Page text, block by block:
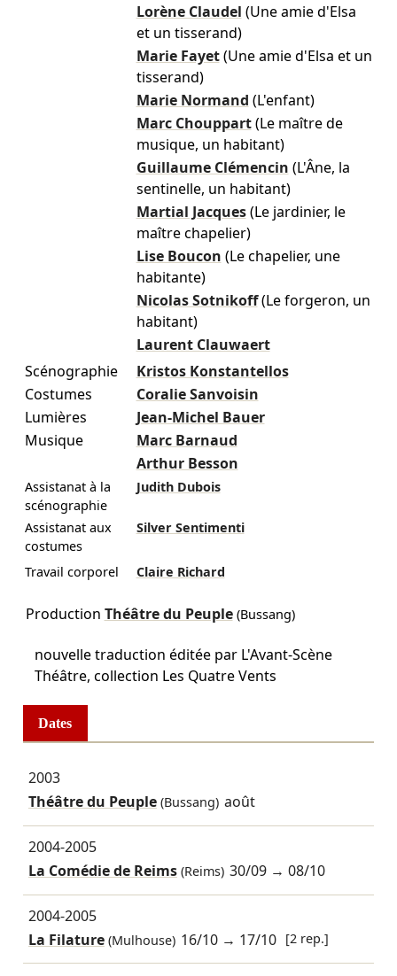
Lorène Claudel (Une amie d'Elsa
et un tisserand)
Marie Fayet (Une amie d'Elsa et un
tisserand)
Marie Normand (L'enfant)
Marc Chouppart (Le maître de
musique, un habitant)
Guillaume Clémencin (L'Âne, la
sentinelle, un habitant)
Martial Jacques (Le jardinier, le
maître chapelier)
Lise Boucon (Le chapelier, une
habitante)
Nicolas Sotnikoff (Le forgeron, un
habitant)
Laurent Clauwaert
Scénographie
Kristos Konstantellos
Costumes
Coralie Sanvoisin
Lumières
Jean-Michel Bauer
Musique
Marc Barnaud
Arthur Besson
Assistanat à la
scénographie
Judith Dubois
Assistanat aux
costumes
Silver Sentimenti
Travail corporel Claire Richard
Production Théâtre du Peuple(Bussang)
nouvelle traduction éditée par L'Avant-Scène
Théâtre, collection Les Quatre Vents
Dates
2003
Théâtre du Peuple(Bussang) août
2004-2005
La Comédie de Reims(Reims) 30/09 →08/10
2004-2005
La Filature(Mulhouse) 16/10 → 17/10 [2 rep.]